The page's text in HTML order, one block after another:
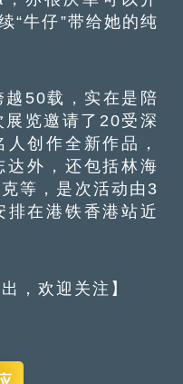
“牛仔”带给她的纯
50载，实在是陪
览邀请了20受深
创作全新作品，
外，还包括林海
等，是次活动由3
在港铁香港站近
，欢迎关注】